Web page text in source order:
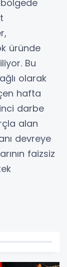
üründe
Bu
olarak
hafta
darbe
alan
devreye
faizsiz